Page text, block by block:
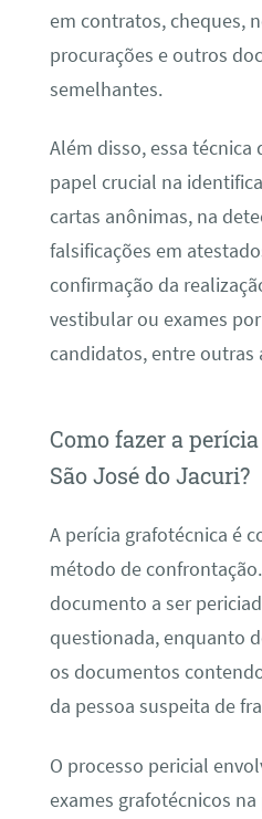
em contratos, cheques,
procurações e outros
semelhantes.
Além disso, essa técnica
papel crucial na
cartas anônimas, na
falsificações em
confirmação da
vestibular ou exames
candidatos, entre outras
Como fazer a
São José do Jacuri?
A perícia grafotécnica é
método de
documento a ser
questionada, enquanto
os documentos
da pessoa suspeita de
O processo pericial
exames grafotécnicos